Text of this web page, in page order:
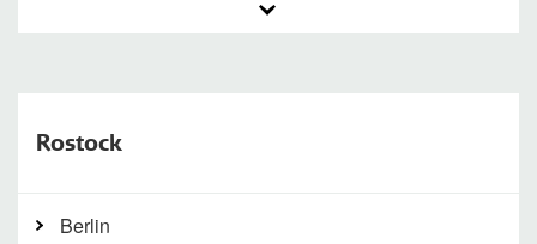
Rostock
Berlin